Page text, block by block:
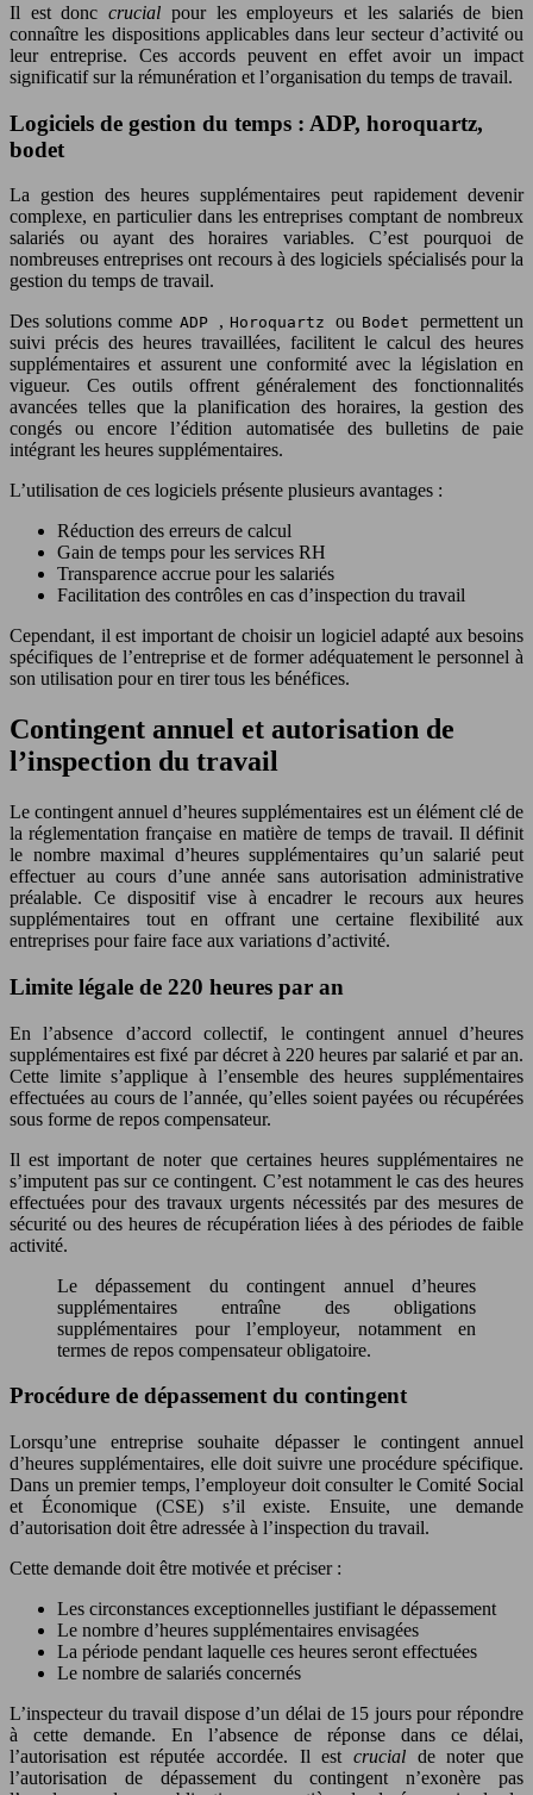
Il est donccrucial pour les employeurs et les salariés de bien
connaître les dispositions applicables dans leur secteur d’activité ou
leur entreprise. Ces accords peuvent en effet avoir un impact
significatif sur la rémunération et l’organisation du temps de travail.
Logiciels de gestion du temps : ADP, horoquartz,
bodet
La gestion des heures supplémentaires peut rapidement devenir
complexe, en particulier dans les entreprises comptant de nombreux
salariés ou ayant des horaires variables. C’est pourquoi de
nombreuses entreprises ont recours à des logiciels spécialisés pour la
gestion du temps de travail.
Des solutions comme ADP , Horoquartzou Bodet permettent un
suivi précis des heures travaillées, facilitent le calcul des heures
supplémentaires et assurent une conformité avec la législation en
vigueur. Ces outils offrent généralement des fonctionnalités
avancées telles que la planification des horaires, la gestion des
congés ou encore l’édition automatisée des bulletins de paie
intégrant les heures supplémentaires.
L’utilisation de ces logiciels présente plusieurs avantages :
Réduction des erreurs de calcul
Gain de temps pour les services RH
Transparence accrue pour les salariés
Facilitation des contrôles en cas d’inspection du travail
Cependant, il est important de choisir un logiciel adapté aux besoins
spécifiques de l’entreprise et de former adéquatement le personnel à
son utilisation pour en tirer tous les bénéfices.
Contingent annuel et autorisation de
l’inspection du travail
Le contingent annuel d’heures supplémentaires est un élément clé de
la réglementation française en matière de temps de travail. Il définit
le nombre maximal d’heures supplémentaires qu’un salarié peut
effectuer au cours d’une année sans autorisation administrative
préalable. Ce dispositif vise à encadrer le recours aux heures
supplémentaires tout en offrant une certaine flexibilité aux
entreprises pour faire face aux variations d’activité.
Limite légale de 220 heures par an
En l’absence d’accord collectif, le contingent annuel d’heures
supplémentaires est fixé par décret à 220 heures par salarié et par an.
Cette limite s’applique à l’ensemble des heures supplémentaires
effectuées au cours de l’année, qu’elles soient payées ou récupérées
sous forme de repos compensateur.
Il est important de noter que certaines heures supplémentaires ne
s’imputent pas sur ce contingent. C’est notamment le cas des heures
effectuées pour des travaux urgents nécessités par des mesures de
sécurité ou des heures de récupération liées à des périodes de faible
activité.
Le dépassement du contingent annuel d’heures
supplémentaires entraîne des obligations
supplémentaires pour l’employeur, notamment en
termes de repos compensateur obligatoire.
Procédure de dépassement du contingent
Lorsqu’une entreprise souhaite dépasser le contingent annuel
d’heures supplémentaires, elle doit suivre une procédure spécifique.
Dans un premier temps, l’employeur doit consulter le Comité Social
et Économique (CSE) s’il existe. Ensuite, une demande
d’autorisation doit être adressée à l’inspection du travail.
Cette demande doit être motivée et préciser :
Les circonstances exceptionnelles justifiant le dépassement
Le nombre d’heures supplémentaires envisagées
La période pendant laquelle ces heures seront effectuées
Le nombre de salariés concernés
L’inspecteur du travail dispose d’un délai de 15 jours pour répondre
à cette demande. En l’absence de réponse dans ce délai,
l’autorisation est réputée accordée. Il est crucial de noter que
l’autorisation de dépassement du contingent n’exonère pas